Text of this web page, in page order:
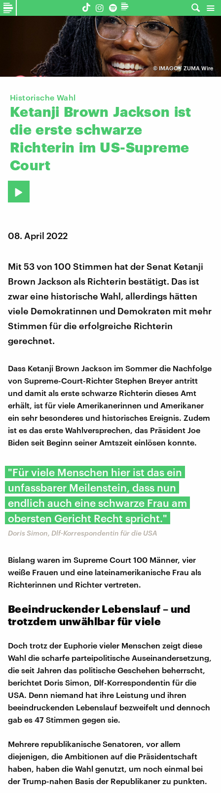
© IMAGO / ZUMA Wire
Historische Wahl
Ketanji Brown Jackson ist
die erste schwarze
Richterin im US-Supreme
Court
08. April 2022
Mit 53 von 100 Stimmen hat der Senat Ketanji
Brown Jackson als Richterin bestätigt. Das ist
zwar eine historische Wahl, allerdings hätten
viele Demokratinnen und Demokraten mit mehr
Stimmen für die erfolgreiche Richterin
gerechnet.
Dass Ketanji Brown Jackson im Sommer die Nachfolge
von Supreme-Court-Richter Stephen Breyer antritt
und damit als erste schwarze Richterin dieses Amt
erhält, ist für viele Amerikanerinnen und Amerikaner
ein sehr besonderes und historisches Ereignis. Zudem
ist es das erste Wahlversprechen, das Präsident Joe
Biden seit Beginn seiner Amtszeit einlösen konnte.
"Für viele Menschen hier ist das ein
unfassbarer Meilenstein, dass nun
endlich auch eine schwarze Frau am
obersten Gericht Recht spricht."
Doris Simon, Dlf-Korrespondentin für die USA
Bislang waren im Supreme Court 100 Männer, vier
weiße Frauen und eine lateinamerikanische Frau als
Richterinnen und Richter vertreten.
Beeindruckender Lebenslauf – und
trotzdem unwählbar für viele
Doch trotz der Euphorie vieler Menschen zeigt diese
Wahl die scharfe parteipolitische Auseinandersetzung,
die seit Jahren das politische Geschehen beherrscht,
berichtet Doris Simon, Dlf-Korrespondentin für die
USA. Denn niemand hat ihre Leistung und ihren
beeindruckenden Lebenslauf bezweifelt und dennoch
gab es 47 Stimmen gegen sie.
Mehrere republikanische Senatoren, vor allem
diejenigen, die Ambitionen auf die Präsidentschaft
haben, haben die Wahl genutzt, um noch einmal bei
der Trump-nahen Basis der Republikaner zu punkten.